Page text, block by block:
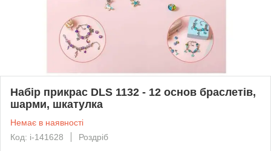
Набір прикрас DLS 1132 - 12 основ браслетів,
шарми, шкатулка
Немає в наявності
Код: i-141628
Роздріб